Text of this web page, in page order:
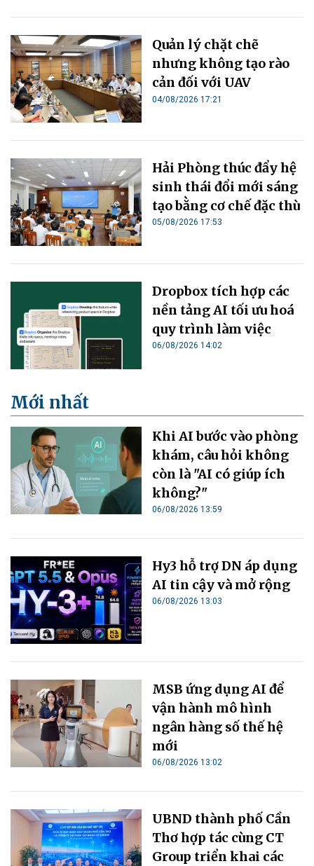
Quản lý chặt chẽ
nhưng không tạo rào
cản đối với UAV
04/08/2026 17:21
Hải Phòng thúc đẩy hệ
sinh thái đổi mới sáng
tạo bằng cơ chế đặc thù
05/08/2026 17:53
Dropbox tích hợp các
nền tảng AI tối ưu hoá
quy trình làm việc
06/08/2026 14:02
Mới nhất
Khi AI bước vào phòng
khám, câu hỏi không
còn là "AI có giúp ích
không?"
06/08/2026 13:59
Hy3 hỗ trợ DN áp dụng
AI tin cậy và mở rộng
06/08/2026 13:03
MSB ứng dụng AI để
vận hành mô hình
ngân hàng số thế hệ
mới
06/08/2026 13:02
UBND thành phố Cần
Thơ hợp tác cùng CT
Group triển khai các